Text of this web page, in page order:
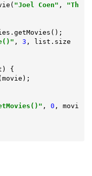
"Joel Coen" , "Th
, 3 , list.size
{
, 0 , movi